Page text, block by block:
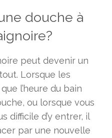
douche à
peut devenir un
Lorsque les
l’heure du bain
ou lorsque vous
difficile d’y entrer, il
par une nouvelle